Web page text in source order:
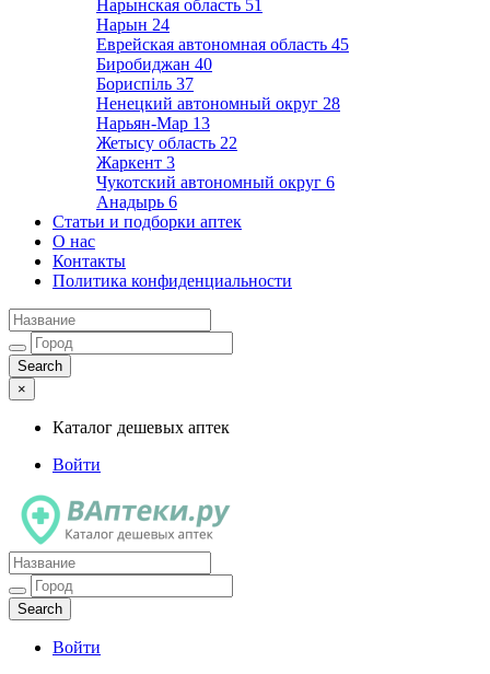
Нарынская область 51
Нарын 24
Еврейская автономная область 45
Биробиджан 40
Бориспіль 37
Ненецкий автономный округ 28
Нарьян-Мар 13
Жетысу область 22
Жаркент 3
Чукотский автономный округ 6
Анадырь 6
Статьи и подборки аптек
О нас
Контакты
Политика конфиденциальности
×
Каталог дешевых аптек
Войти
Каталог дешевых аптек
Войти